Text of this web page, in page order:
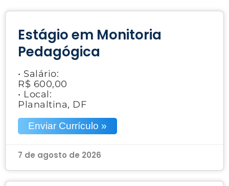
Estágio em Monitoria
Pedagógica
• Salário:
R$ 600,00
• Local:
Planaltina, DF
Enviar Currículo »
7 de agosto de 2026